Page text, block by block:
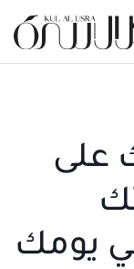
على
يومك